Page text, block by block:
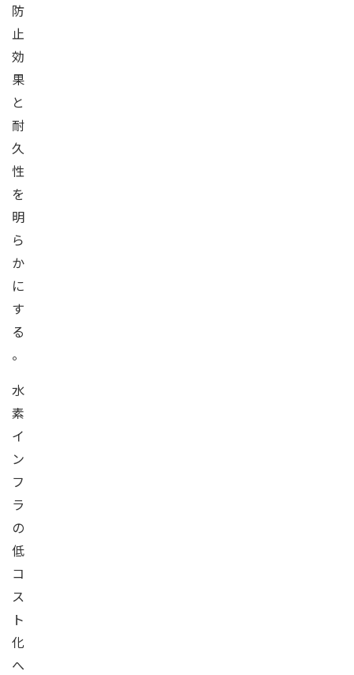
防
止
効
果
と
耐
久
性
を
明
ら
か
に
す
る
。
水
素
イ
ン
フ
ラ
の
低
コ
ス
ト
化
へ